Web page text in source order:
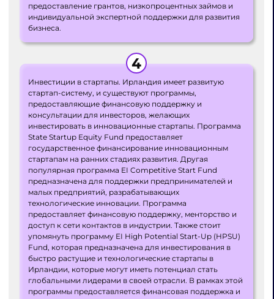
предоставление грантов, низкопроцентных займов и
индивидуальной экспертной поддержки для развития
бизнеса.
Инвестиции в стартапы. Ирландия имеет развитую
стартап-систему, и существуют программы,
предоставляющие финансовую поддержку и
консультации для инвесторов, желающих
инвестировать в инновационные стартапы. Программа
State Startup Equity Fund предоставляет
государственное финансирование инновационным
стартапам на ранних стадиях развития. Другая
популярная программа EI Competitive Start Fund
предназначена для поддержки предпринимателей и
малых предприятий, разрабатывающих
технологические инновации. Программа
предоставляет финансовую поддержку, менторство и
доступ к сети контактов в индустрии. Также стоит
упомянуть программу EI High Potential Start-Up (HPSU)
Fund, которая предназначена для инвестирования в
быстро растущие и технологические стартапы в
Ирландии, которые могут иметь потенциал стать
глобальными лидерами в своей отрасли. В рамках этой
программы предоставляется финансовая поддержка и